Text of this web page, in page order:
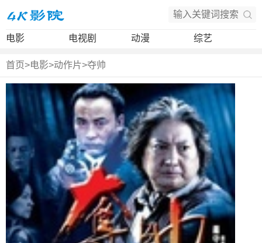
电影 电视剧 动漫 综艺
首页>电影>动作片>夺帅